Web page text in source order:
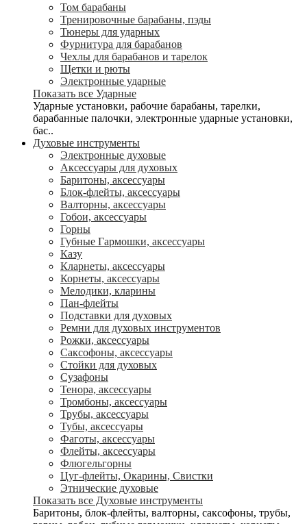
Том барабаны
Тренировочные барабаны, пэды
Тюнеры для ударных
Фурнитура для барабанов
Чехлы для барабанов и тарелок
Щетки и рюты
Электронные ударные
Показать все Ударные
Ударные установки, рабочие барабаны, тарелки,
барабанные палочки, электронные ударные установки,
бас..
Духовые инструменты
Электронные духовые
Аксессуары для духовых
Баритоны, аксессуары
Блок-флейты, аксессуары
Валторны, аксессуары
Гобои, аксессуары
Горны
Губные Гармошки, аксессуары
Казу
Кларнеты, аксессуары
Корнеты, аксессуары
Мелодики, кларины
Пан-флейты
Подставки для духовых
Ремни для духовых инструментов
Рожки, аксессуары
Саксофоны, аксессуары
Стойки для духовых
Сузафоны
Тенора, аксессуары
Тромбоны, аксессуары
Трубы, аксессуары
Тубы, аксессуары
Фаготы, аксессуары
Флейты, аксессуары
Флюгельгорны
Цуг-флейты, Окарины, Свистки
Этнические духовые
Показать все Духовые инструменты
Баритоны, блок-флейты, валторны, саксофоны, трубы,